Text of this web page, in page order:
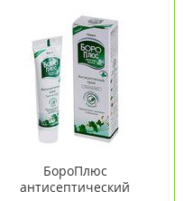
БороПлюс
антисептический